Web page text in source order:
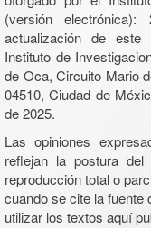
(versión
actualización de este
Instituto de
de Oca, Circuito Mario
04510, Ciudad de
de 2025.
Las opiniones
reflejan la postura
reproducción total o
cuando se cite la
utilizar los textos aquí